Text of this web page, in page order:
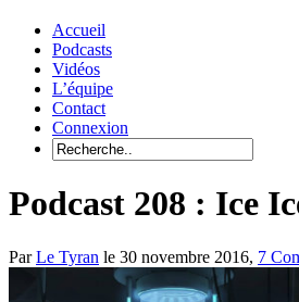
Accueil
Podcasts
Vidéos
L’équipe
Contact
Connexion
Podcast 208 : Ice
ParLe Tyran le 30 novembre 2016, 7